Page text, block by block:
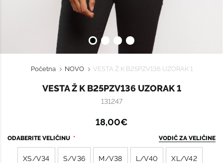
Početna NOVO VESTA Ž K B25PZV136 UZORAK 1
VESTA Ž K B25PZV136 UZORAK 1
131247
18,00€
ODABERITE VELIČINU VODIČ ZA VELIČINE
XS/V34 S/V36 M/V38 L/V40 XL/V42